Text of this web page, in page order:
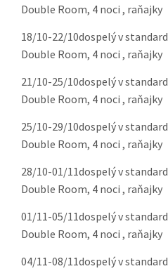
Double Room, 4 noci , raňajky
18/10-22/10dospelý v standard
Double Room, 4 noci , raňajky
21/10-25/10dospelý v standard
Double Room, 4 noci , raňajky
25/10-29/10dospelý v standard
Double Room, 4 noci , raňajky
28/10-01/11dospelý v standard
Double Room, 4 noci , raňajky
01/11-05/11dospelý v standard
Double Room, 4 noci , raňajky
04/11-08/11dospelý v standard